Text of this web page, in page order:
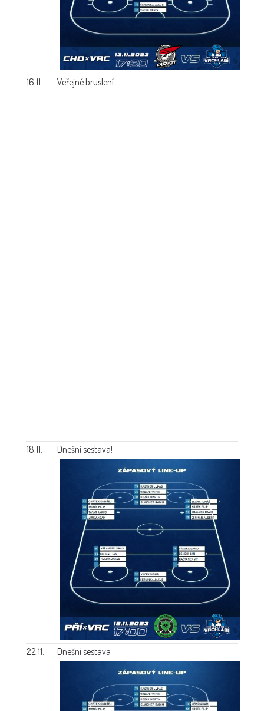
16.11. Veřejné bruslení
18.11. Dnešní sestava!
22.11. Dnešní sestava